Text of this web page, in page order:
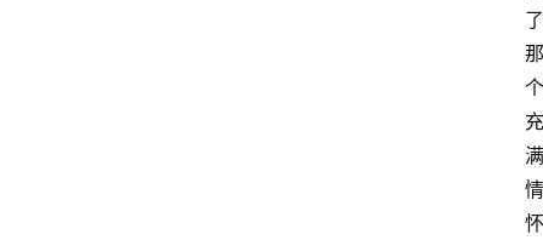
了
那
个
充
满
情
怀